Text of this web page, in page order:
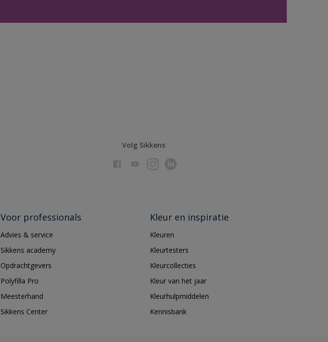
Volg Sikkens
Voor professionals
Advies & service
Sikkens academy
Opdrachtgevers
Polyfilla Pro
Meesterhand
Sikkens Center
Kleur en inspiratie
Kleuren
Kleurtesters
Kleurcollecties
Kleur van het jaar
Kleurhulpmiddelen
Kennisbank